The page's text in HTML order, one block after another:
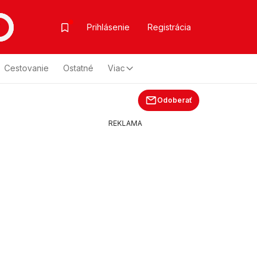
Prihlásenie Registrácia
Cestovanie Ostatné Viac
Odoberať
REKLAMA